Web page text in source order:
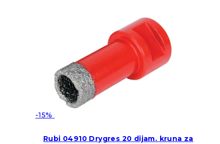
-15%
Rubi 04910 Drygres 20 dijam. kruna za